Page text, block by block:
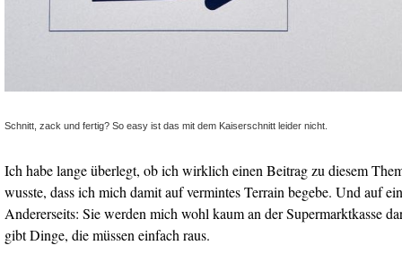
Schnitt, zack und fertig? So easy ist das mit dem Kaiserschnitt leider nicht.
Ich habe lange überlegt, ob ich wirklich einen Beitrag zu diesem
wusste, dass ich mich damit auf vermintes Terrain begebe. Und auf
Andererseits: Sie werden mich wohl kaum an der Supermarktkasse
gibt Dinge, die müssen einfach raus.